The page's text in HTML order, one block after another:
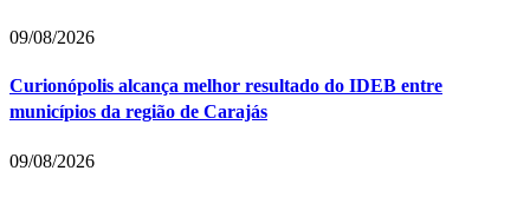
09/08/2026
Curionópolis alcança melhor resultado do IDEB entre
municípios da região de Carajás
09/08/2026